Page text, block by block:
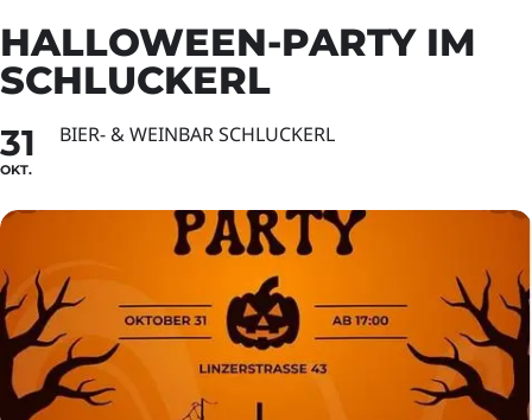
HALLOWEEN-PARTY IM
SCHLUCKERL
31
OKT.
BIER- & WEINBAR SCHLUCKERL